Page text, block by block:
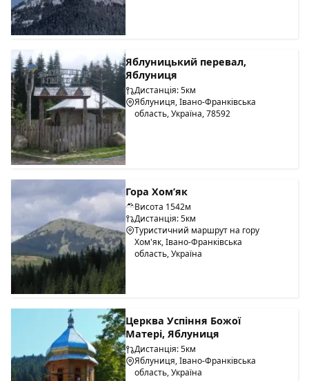
будь-якого авто, з центральної дороги у двір, без підйомів
вгору.
Як добратися: Власним транспортом - до Івано-
Франківська. З Івано-Франківська до с.Поляниця (110 км)
через Надвірну, Яремче, села Микуличин і Татарів.
Поїздом до Івано-Франківська, Тернополя, Чернівців або
Львова, потім пересадка на маршрутний транспорт в
напрямку Буковеля. Можливий платний трансфер при
попередньому замовленні.
Яблуницький перевал,
Яблуниця
Дистанція: 5км
Яблуниця, Івано-Франківська
область, Україна, 78592
Гора Хом’як
Висота 1542м
Дистанція: 5км
Туристичний маршрут на гору
Хом'як, Івано-Франківська
область, Україна
Церква Успіння Божої
Матері, Яблуниця
Дистанція: 5км
Яблуниця, Івано-Франківська
область, Україна